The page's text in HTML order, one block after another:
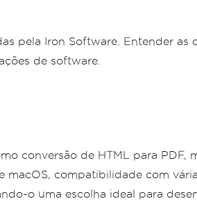
pela Iron Software. Entender as
de software.
conversão de HTML para PDF,
compatibilidade com
o uma escolha ideal para